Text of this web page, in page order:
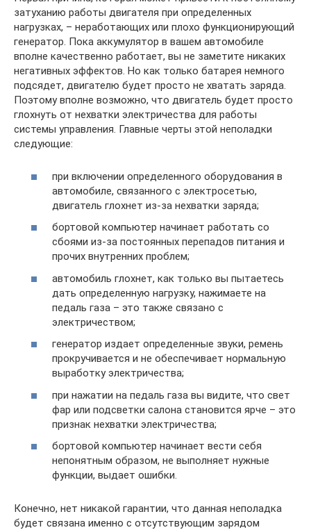
затуханию работы двигателя при определенных
нагрузках, – неработающих или плохо функционирующий
генератор. Пока аккумулятор в вашем автомобиле
вполне качественно работает, вы не заметите никаких
негативных эффектов. Но как только батарея немного
подсядет, двигателю будет просто не хватать заряда.
Поэтому вполне возможно, что двигатель будет просто
глохнуть от нехватки электричества для работы
системы управления. Главные черты этой неполадки
следующие:
при включении определенного оборудования в
автомобиле, связанного с электросетью,
двигатель глохнет из-за нехватки заряда;
бортовой компьютер начинает работать со
сбоями из-за постоянных перепадов питания и
прочих внутренних проблем;
автомобиль глохнет, как только вы пытаетесь
дать определенную нагрузку, нажимаете на
педаль газа – это также связано с
электричеством;
генератор издает определенные звуки, ремень
прокручивается и не обеспечивает нормальную
выработку электричества;
при нажатии на педаль газа вы видите, что свет
фар или подсветки салона становится ярче – это
признак нехватки электричества;
бортовой компьютер начинает вести себя
непонятным образом, не выполняет нужные
функции, выдает ошибки.
Конечно, нет никакой гарантии, что данная неполадка
будет связана именно с отсутствующим зарядом